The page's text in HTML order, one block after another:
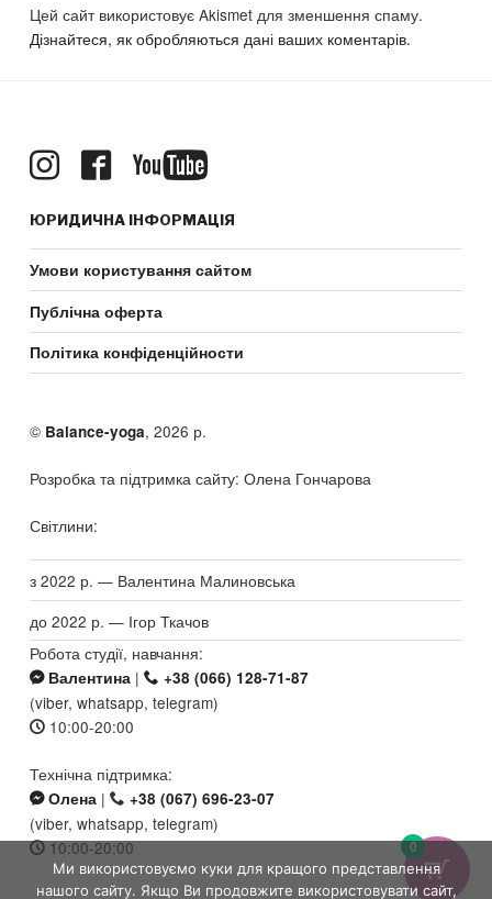
Цей сайт використовує Akismet для зменшення спаму.
Дізнайтеся, як обробляються дані ваших коментарів.
ЮРИДИЧНА ІНФОРМАЦІЯ
Умови користування сайтом
Публічна оферта
Політика конфіденційности
© Balance-yoga, 2026 р.
Розробка та підтримка сайту: Олена Гончарова
Світлини:
з 2022 р. — Валентина Малиновська
до 2022 р. — Ігор Ткачов
Робота студії, навчання:
Валентина | +38 (066) 128-71-87
(viber, whatsapp, telegram)
10:00-20:00
Технічна підтримка:
Олена | +38 (067) 696-23-07
(viber, whatsapp, telegram)
10:00-20:00
0
Ми використовуємо куки для кращого представлення
нашого сайту. Якщо Ви продовжите використовувати сайт,